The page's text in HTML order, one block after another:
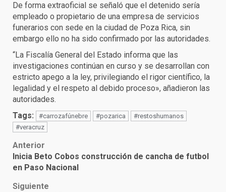
De forma extraoficial se señaló que el detenido sería
empleado o propietario de una empresa de servicios
funerarios con sede en la ciudad de Poza Rica, sin
embargo ello no ha sido confirmado por las autoridades.
“La Fiscalía General del Estado informa que las
investigaciones continúan en curso y se desarrollan con
estricto apego a la ley, privilegiando el rigor científico, la
legalidad y el respeto al debido proceso», añadieron las
autoridades.
Tags:
#carrozafúnebre #pozarica
#restoshumanos
#veracruz
Post
navigation
Anterior
Inicia Beto Cobos construcción de cancha de futbol
en Paso Nacional
Siguiente